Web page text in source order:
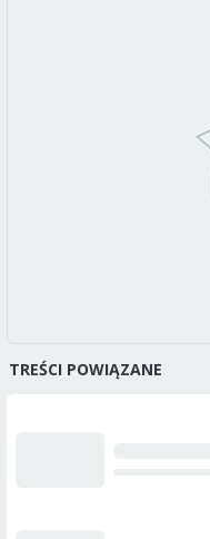
TREŚCI POWIĄZANE